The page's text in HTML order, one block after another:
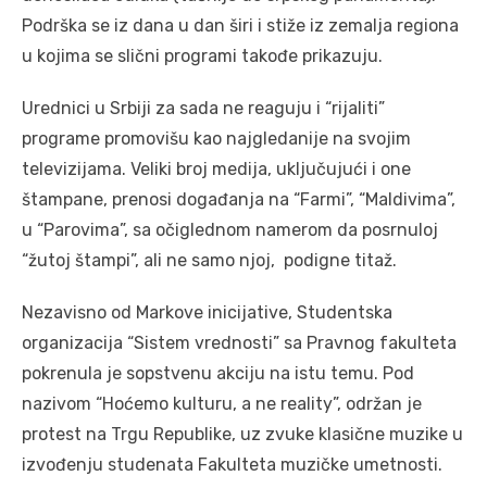
Podrška se iz dana u dan širi i stiže iz zemalja regiona
u kojima se slični programi takođe prikazuju.
Urednici u Srbiji za sada ne reaguju i “rijaliti”
programe promovišu kao najgledanije na svojim
televizijama. Veliki broj medija, uključujući i one
štampane, prenosi događanja na “Farmi”, “Maldivima”,
u “Parovima”, sa očiglednom namerom da posrnuloj
“žutoj štampi”, ali ne samo njoj, podigne titaž.
Nezavisno od Markove inicijative, Studentska
organizacija “Sistem vrednosti” sa Pravnog fakulteta
pokrenula je sopstvenu akciju na istu temu. Pod
nazivom “Hoćemo kulturu, a ne reality”, održan je
protest na Trgu Republike, uz zvuke klasične muzike u
izvođenju studenata Fakulteta muzičke umetnosti.